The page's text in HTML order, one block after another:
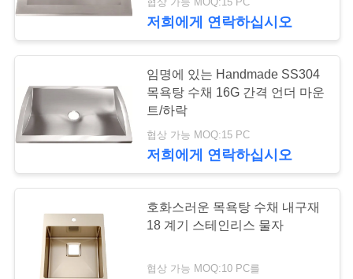
여
행
품
질
관
리스 부엌 개수대
드레인 보드를 가진
부엌 개수대
협상 가능 MOQ:15 PC
저희에게 연락하십시오
임명에 있는 Handmade SS304
목욕탕 수채 16G 간격 언더 마운
트/하락
협상 가능 MOQ:15 PC
저희에게 연락하십시오
호화스러운 목욕탕 수채 내구재
18 계기 스테인리스 물자
협상 가능 MOQ:10 PC를